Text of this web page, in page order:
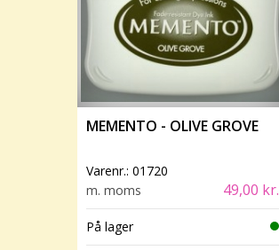
MEMENTO - OLIVE GROVE
Varenr.: 01720
m. moms
49,00 kr.
På lager